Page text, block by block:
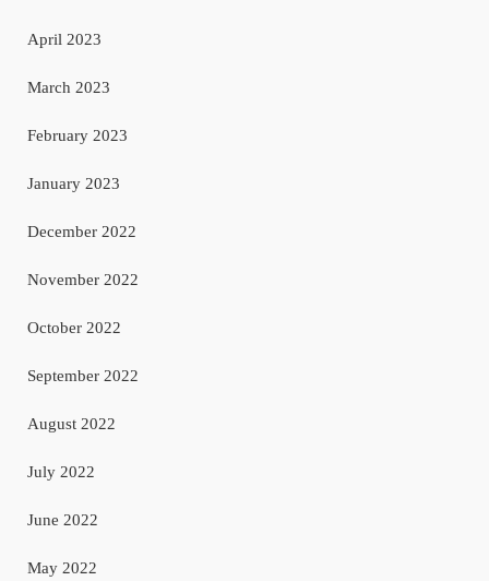
April 2023
March 2023
February 2023
January 2023
December 2022
November 2022
October 2022
September 2022
August 2022
July 2022
June 2022
May 2022